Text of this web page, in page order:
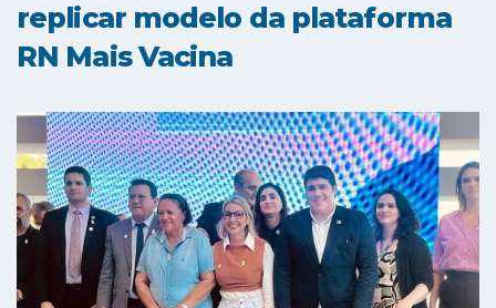
replicar modelo da plataforma
RN Mais Vacina